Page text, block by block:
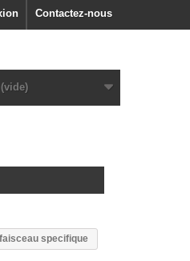
Contactez-nous
(vide)
specifique